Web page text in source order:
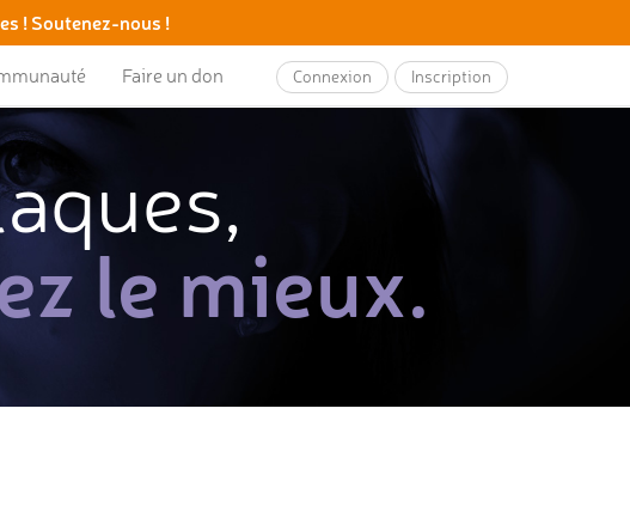
! Soutenez-nous !
Faire un don Connexion Inscription
le mieux.